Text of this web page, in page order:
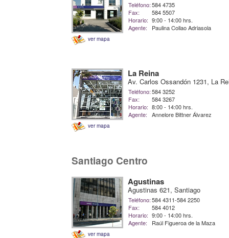
ver mapa
Teléfono:584 4735
Fax:
584 5507
Horario: 9:00 - 14:00 hrs.
Agente:
Paulina Collao Adriasola
ver mapa
La Reina
Av. Carlos Ossandón 1231, La
Teléfono:584 3252
Fax:
584 3267
Horario: 8:00 - 14:00 hrs.
Agente:
Annelore Bittner Álvarez
Santiago Centro
ver mapa
Agustinas
Agustinas 621, Santiago
Teléfono:584 4311-584 2250
Fax:
584 4012
Horario: 9:00 - 14:00 hrs.
Agente:
Raúl Figueroa de la Maza